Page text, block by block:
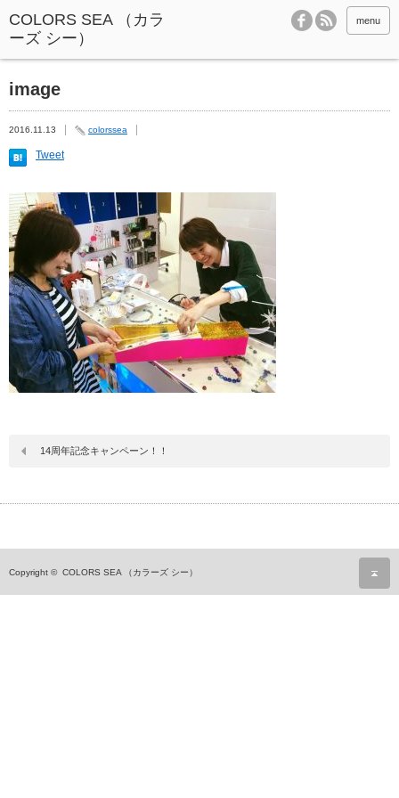
menu
image
2016.11.13 colorssea
Tweet
14周年記念キャンペーン！！
Copyright © COLORS SEA （カラーズ シー）